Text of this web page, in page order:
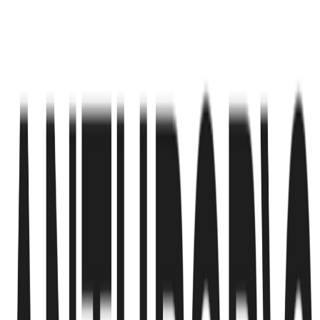
業者とされています。これらのAIベースのプログラムは、ソ
フトウェア開発、顧客対応、データ分析、事務管理といった
業務で、人間の代わりに一連の作業を遂行できるようになり
つつあります。同社が注目される理由は、こうした非人間主
体が企業システムへ大量に入り込み始めていることにありま
す。Alon Jacksonは以前、組織内には数千ものAIエージェン
トが存在し得て、それぞれが機密性の高い社内システムへの
アクセス権限を持つ可能性があると説明しています。Astrix
Securityは、このようなAIエージェント、マシンアカウン
ト、その他あらゆる非人間主体を一元的に管理し、異常また
は悪意ある行動パターンを検知する仕組みを提供していま
す。人間の従業員だけでなく、企業活動を担うソフトウェア
主体そのものが新たなセキュリティ管理対象になっているこ
とを踏まえた製品です。